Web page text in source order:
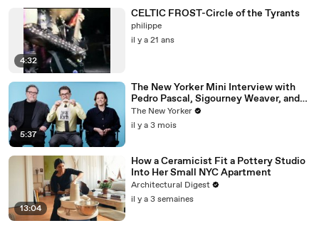
4:32
CELTIC FROST-Circle of the Tyrants
philippe
il y a 21 ans
5:37
The New Yorker Mini Interview with
Pedro Pascal, Sigourney Weaver, and
Jon Favreau
The New Yorker
il y a 3 mois
13:04
How a Ceramicist Fit a Pottery Studio
Into Her Small NYC Apartment
Architectural Digest
il y a 3 semaines